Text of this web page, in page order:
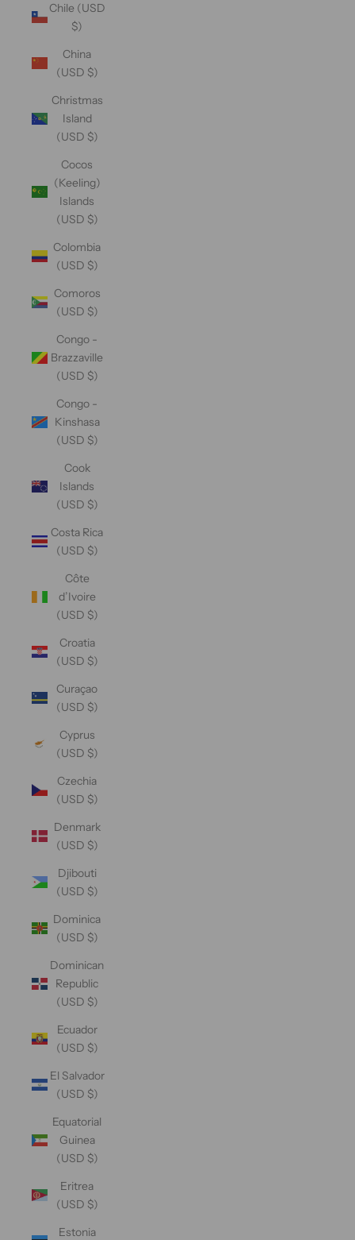
Chile (USD
$)
China
(USD $)
Christmas
Island
(USD $)
Cocos
(Keeling)
Islands
(USD $)
Colombia
(USD $)
Comoros
(USD $)
Congo -
Brazzaville
(USD $)
Congo -
Kinshasa
(USD $)
Cook
Islands
(USD $)
Costa Rica
(USD $)
Côte
d’Ivoire
(USD $)
Croatia
(USD $)
Curaçao
(USD $)
Cyprus
(USD $)
Czechia
(USD $)
Denmark
(USD $)
Djibouti
(USD $)
Dominica
(USD $)
Dominican
Republic
(USD $)
Ecuador
(USD $)
El Salvador
(USD $)
Equatorial
Guinea
(USD $)
Eritrea
(USD $)
Estonia